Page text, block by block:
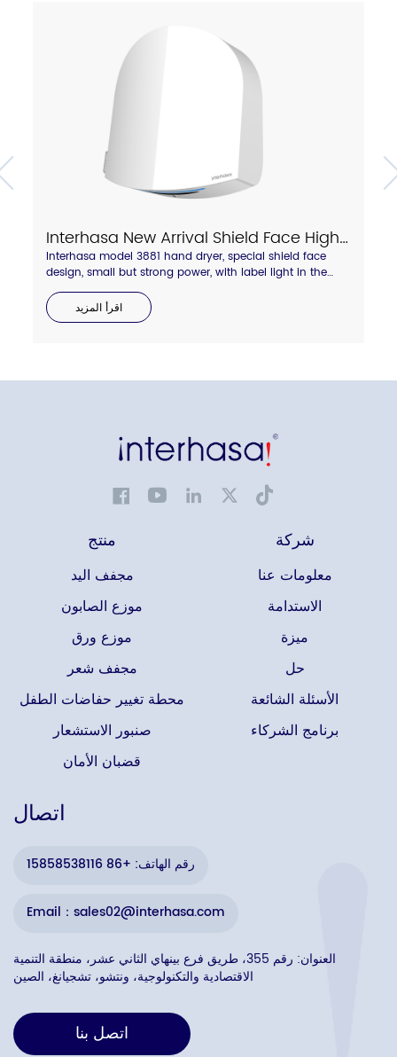
Interhasa New Arrival Shield Face High Speed Hand Dryer With Touch Hot/Cold Air Switch Model A3881
Interhasa model 3881 hand dryer, special shield face
design, small but strong power, with label light in the
side to display hot and cold wind status. Anti-thief lock
backboard design.compressed air blade outlet, dry your
hand quickly in 8-10 seconds.
اقرأ المزيد
منتج
مجفف اليد
موزع الصابون
موزع ورق
مجفف شعر
محطة تغيير حفاضات الطفل
صنبور الاستشعار
قضبان الأمان
شركة
معلومات عنا
الاستدامة
ميزة
حل
الأسئلة الشائعة
برنامج الشركاء
اتصال
رقم الهاتف: +86 15858538116
Email：sales02@interhasa.com
العنوان: رقم 355، طريق فرع بينهاي الثاني عشر، منطقة التنمية
الاقتصادية والتكنولوجية، ونتشو، تشجيانغ، الصين
اتصل بنا